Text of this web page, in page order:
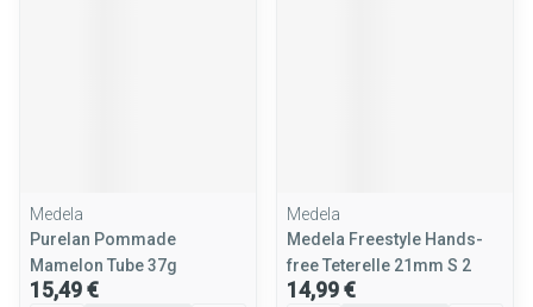
Medela
Purelan Pommade
Mamelon Tube 37g
15,49 €
Medela
Medela Freestyle Hands-
free Teterelle 21mm S 2
14,99 €